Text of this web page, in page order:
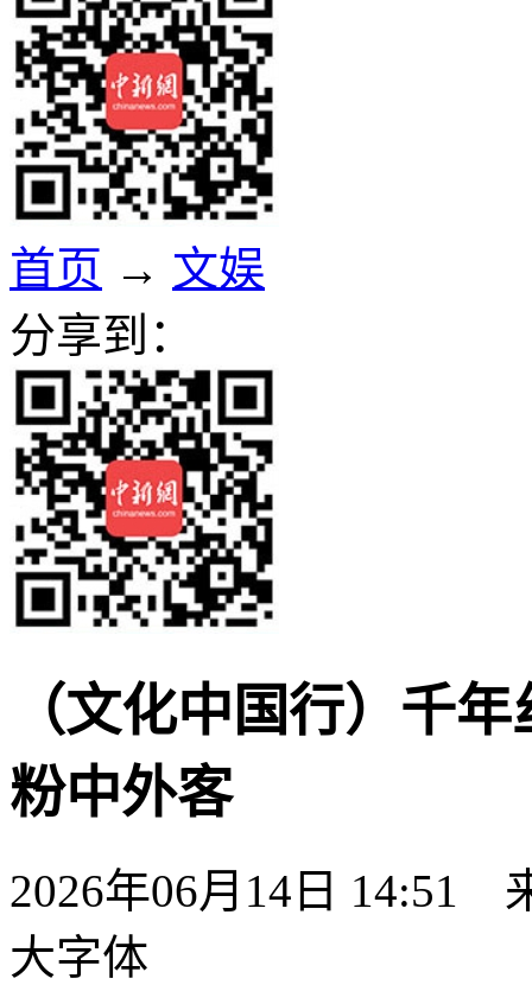
首页 → 文娱
分享到：
（文化中国行）千
粉中外客
2026年06月14日 14:51
大字体